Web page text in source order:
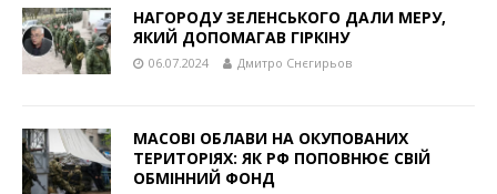
НАГОРОДУ ЗЕЛЕНСЬКОГО ДАЛИ МЕРУ,
ЯКИЙ ДОПОМАГАВ ГІРКІНУ
06.07.2024 Дмитро Снєгирьов
МАСОВІ ОБЛАВИ НА ОКУПОВАНИХ
ТЕРИТОРІЯХ: ЯК РФ ПОПОВНЮЄ СВІЙ
ОБМІННИЙ ФОНД